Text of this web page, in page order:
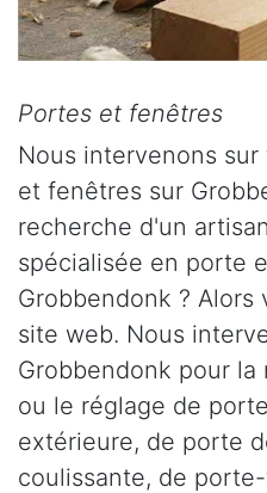
Portes et fenêtres
Nous intervenons
et fenêtres sur
recherche d'un
spécialisée en porte
Grobbendonk ? Alors
site web. Nous
Grobbendonk pour
ou le réglage de
extérieure, de porte
coulissante, de